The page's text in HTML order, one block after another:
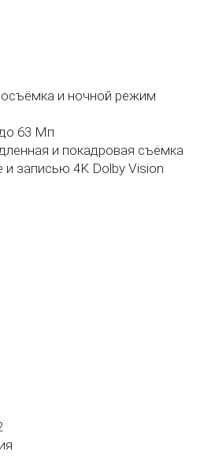
и ночной режим
63 Мп
и покадровая съёмка
записью 4K Dolby Vision